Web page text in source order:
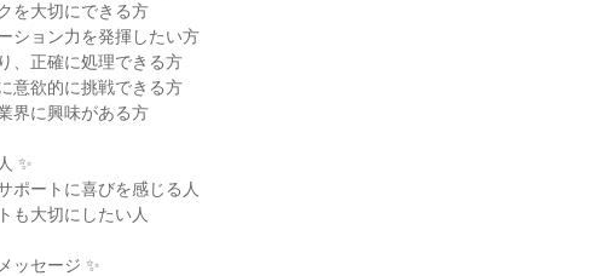
を大切にできる方
ション力を発揮したい方
、正確に処理できる方
意欲的に挑戦できる方
界に興味がある方
✨
ポートに喜びを感じる人
も大切にしたい人
ッセージ ✨